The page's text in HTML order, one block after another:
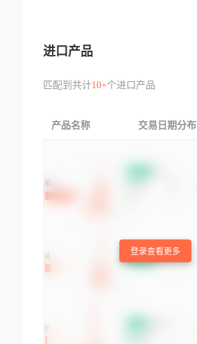
进口产品
匹配到共计10+个进口产品
产品名称 交易日期分布
登录查看更多